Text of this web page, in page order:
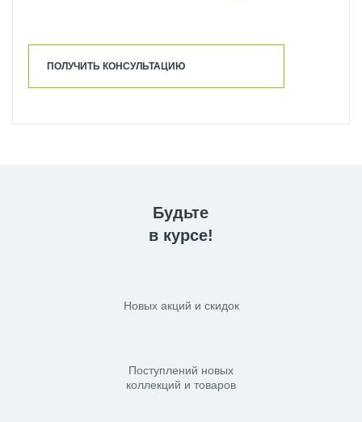
ПОЛУЧИТЬ КОНСУЛЬТАЦИЮ
Будьте
в курсе!
Новых акций и скидок
Поступлений новых
коллекций и товаров